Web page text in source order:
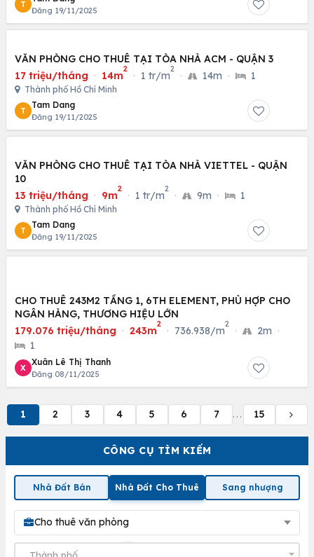
CÔNG CỤ TÌM KIẾM
Nhà Đất Bán Nhà Đất Cho Thuê Sang nhượng
Cho thuê văn phòng
T
Đăng 19/11/2025
VĂN PHÒNG CHO THUÊ TẠI TÒA NHÀ ACM - QUẬN 3
17 triệu/tháng · 14m
2
· 1 tr/m
2
· 14m · 1
Thành phố Hồ Chí Minh
T
Tam Dang
Đăng 19/11/2025
VĂN PHÒNG CHO THUÊ TẠI TÒA NHÀ VIETTEL - QUẬN
10
13 triệu/tháng · 9m
2
· 1 tr/m
2
· 9m · 1
Thành phố Hồ Chí Minh
T
Tam Dang
Đăng 19/11/2025
CHO THUÊ 243M2 TẦNG 1, 6TH ELEMENT, PHÙ HỢP CHO
NGÂN HÀNG, THƯƠNG HIỆU LỚN
179.076 triệu/tháng · 243m
2
· 736.938/m
2
· 2m ·
1
X
Xuân Lê Thị Thanh
Đăng 08/11/2025
1 2 3 4 5 6 7 ... 15